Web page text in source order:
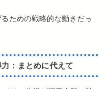
ための戦略的な動きだっ
：まとめに代えて